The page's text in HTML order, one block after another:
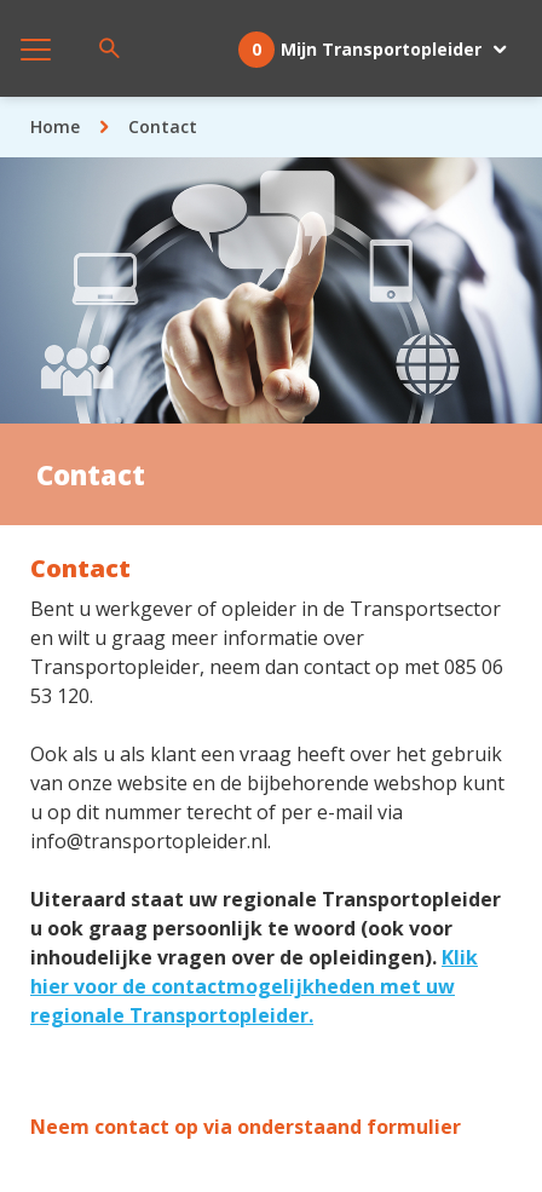
Mijn Transportopleider
0
Home Contact
Contact
Contact
Bent u werkgever of opleider in de Transportsector
en wilt u graag meer informatie over
Transportopleider, neem dan contact op met085 06
53 120.
Ook als u als klant een vraag heeft over het gebruik
van onze website en de bijbehorende webshop kunt
u op dit nummer terecht of per e-mail via
info@transportopleider.nl.
Uiteraard staat uw regionale Transportopleider
u ook graag persoonlijk te woord (ook voor
inhoudelijke vragen over de opleidingen). Klik
hier voor de contactmogelijkheden met uw
regionale Transportopleider.
Neem contact op via onderstaand formulier